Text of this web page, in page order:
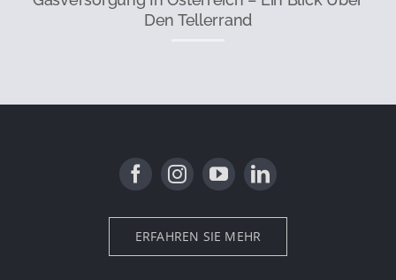
Den Tellerrand
ERFAHREN SIE MEHR